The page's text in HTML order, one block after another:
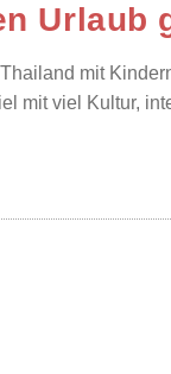
Urlaub
mit
mit viel Kultur,